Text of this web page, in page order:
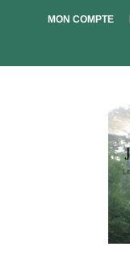
MON COMPTE